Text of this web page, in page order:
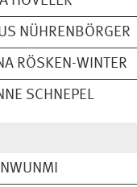
NÜHRENBÖRGER
RÖSKEN-WINTER
SCHNEPEL